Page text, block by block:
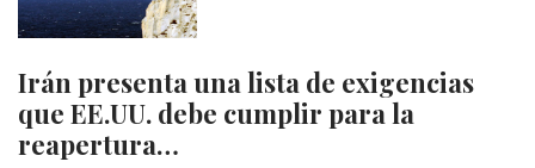
Irán presenta una lista de exigencias
que EE.UU. debe cumplir para la
reapertura…